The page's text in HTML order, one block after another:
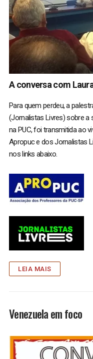
A conversa com
Para quem perdeu, a
(Jornalistas Livres) sobre a
na PUC, foi transmitida ao
Apropuc e dos Jornalistas
nos links abaixo.
LEIA MAIS
Venezuela em foco